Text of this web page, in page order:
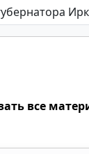
все